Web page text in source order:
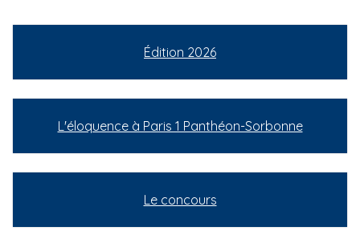
Édition 2026
L'éloquence à Paris 1 Panthéon-Sorbonne
Le concours